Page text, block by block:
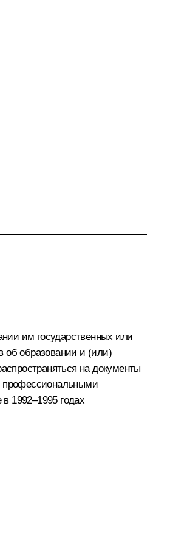
им государственных или
об образовании и (или)
на документы
профессиональными
1992–1995 годах